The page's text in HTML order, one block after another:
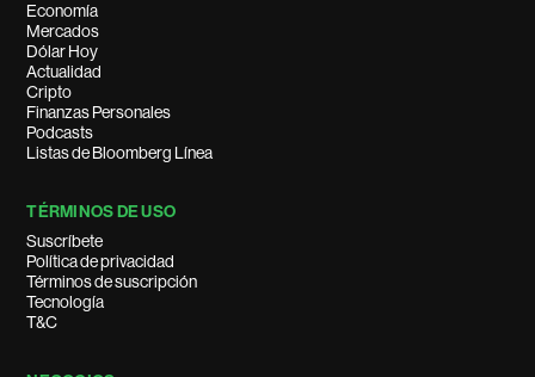
Economía
Mercados
Dólar Hoy
Actualidad
Cripto
Finanzas Personales
Podcasts
Listas de Bloomberg Línea
TÉRMINOS DE USO
Suscríbete
Política de privacidad
Términos de suscripción
Tecnología
T&C